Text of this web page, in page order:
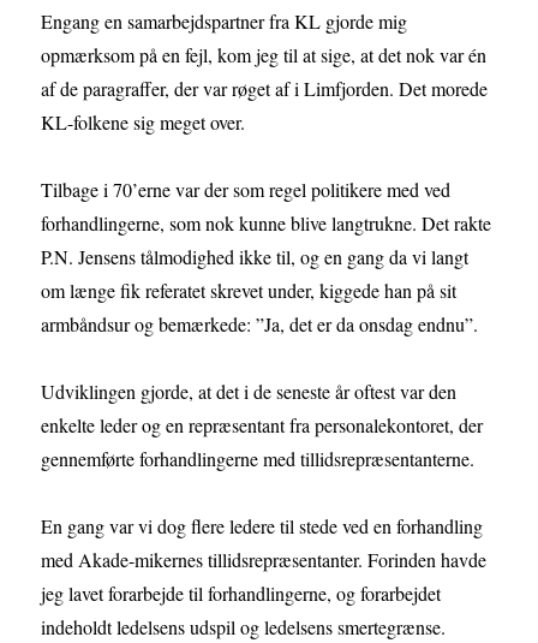
Engang en samarbejdspartner fra KL gjorde mig
opmærksom på en fejl, kom jeg til at sige, at det nok var én
af de paragraffer, der var røget af i Limfjorden. Det morede
KL-folkene sig meget over.
Tilbage i 70’erne var der som regel politikere med ved
forhandlingerne, som nok kunne blive langtrukne. Det rakte
P.N. Jensens tålmodighed ikke til, og en gang da vi langt
om længe fik referatet skrevet under, kiggede han på sit
armbåndsur og bemærkede: ”Ja, det er da onsdag endnu”.
Udviklingen gjorde, at det i de seneste år oftest var den
enkelte leder og en repræsentant fra personalekontoret, der
gennemførte forhandlingerne med tillidsrepræsentanterne.
En gang var vi dog flere ledere til stede ved en forhandling
med Akade-mikernes tillidsrepræsentanter. Forinden havde
jeg lavet forarbejde til forhandlingerne, og forarbejdet
indeholdt ledelsens udspil og ledelsens smertegrænse.